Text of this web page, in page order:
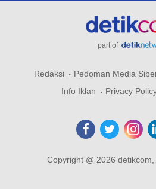
part of
Redaksi Pedoman Media
Info Iklan
Privacy
Copyright @ 2026